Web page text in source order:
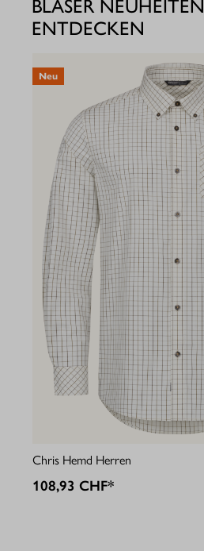
BLASER NEUHEITEN
ENTDECKEN
Neu
Chris Hemd Herren
108,93 CHF*